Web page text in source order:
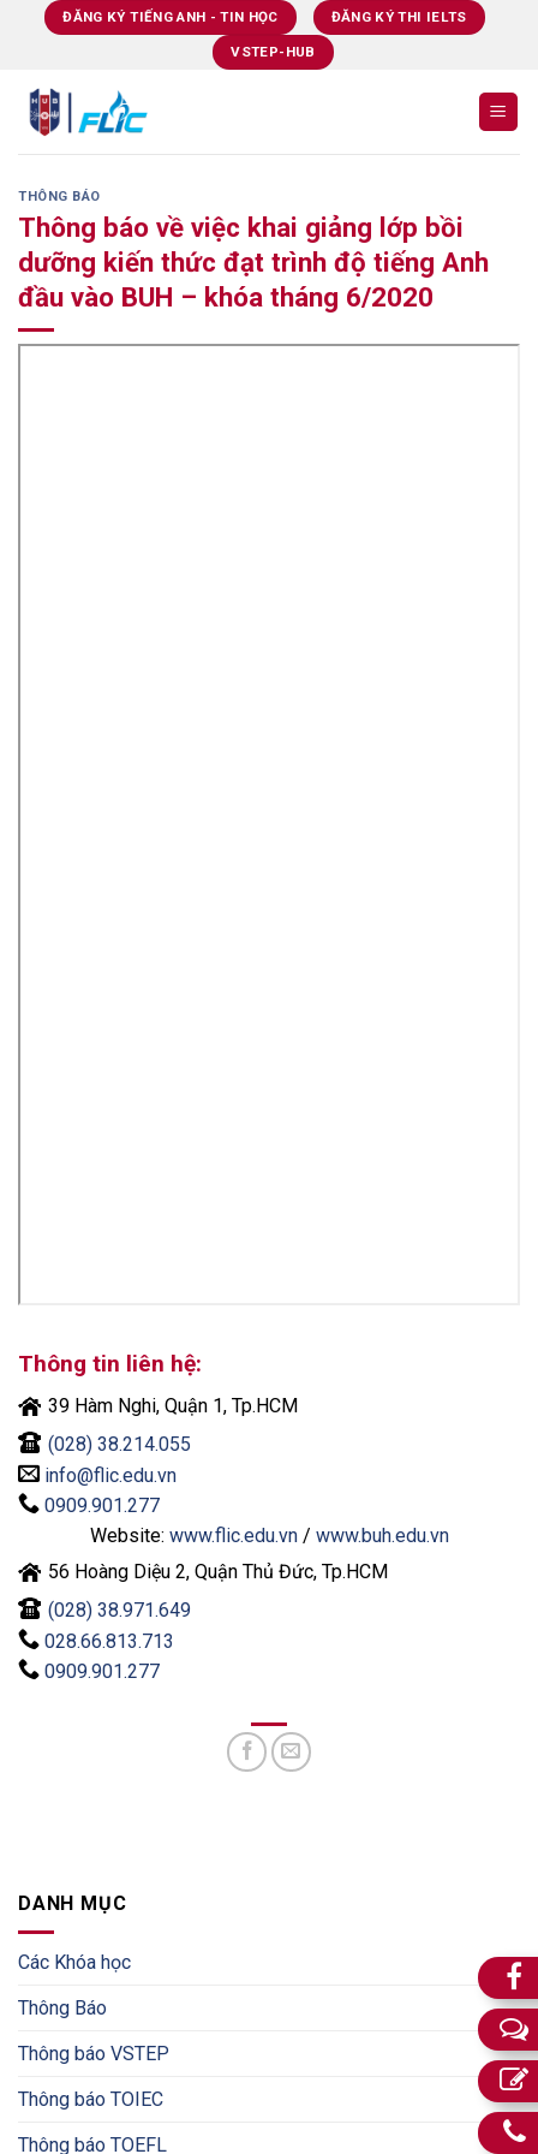
ĐĂNG KÝ TIẾNG ANH - TIN HỌC ĐĂNG KÝ THI IELTS
VSTEP-HUB
THÔNG BÁO
Thông báo về việc khai giảng lớp bồi
dưỡng kiến thức đạt trình độ tiếng Anh
đầu vào BUH – khóa tháng 6/2020
Thông tin liên hệ:
39 Hàm Nghi, Quận 1, Tp.HCM
(028) 38.214.055
info@flic.edu.vn
0909.901.277
Website: www.flic.edu.vn/ www.buh.edu.vn
56 Hoàng Diệu 2, Quận Thủ Đức, Tp.HCM
(028) 38.971.649
028.66.813.713
0909.901.277
DANH MỤC
Các Khóa học
Thông Báo
Thông báo VSTEP
Thông báo TOIEC
Thông báo TOEFL